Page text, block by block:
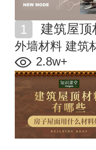
建筑屋
外墙材料 建筑
2.8w+